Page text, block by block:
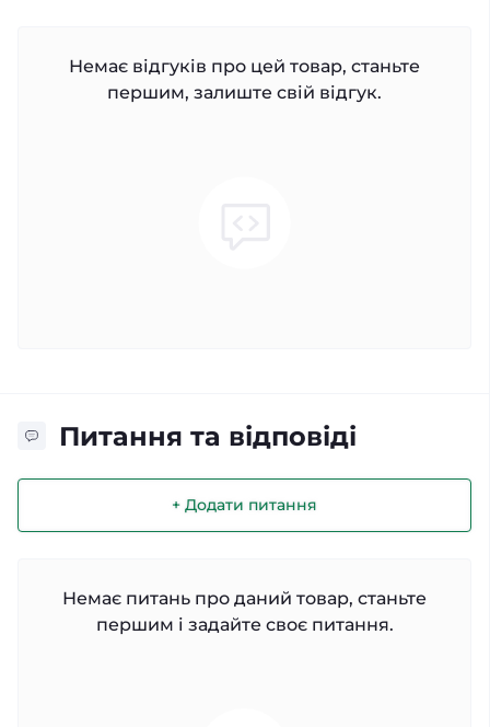
Немає відгуків про цей товар, станьте
першим, залиште свій відгук.
Питання та відповіді
+ Додати питання
Немає питань про даний товар, станьте
першим і задайте своє питання.